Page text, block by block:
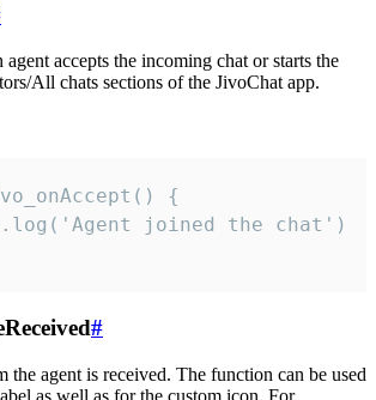
agent accepts the incoming chat or starts the
All chats sections of the JivoChat app.
{
#
the agent is received. The function can be used
as well as for the custom icon. For